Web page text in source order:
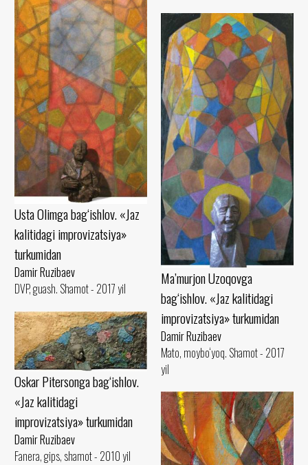
Usta Olimga bag‘ishlov. «Jaz
kalitidagi improvizatsiya»
turkumidan
Damir Ruzibaev
DVP, guash. Shamot - 2017 yil
Ma’murjon Uzoqovga
bag‘ishlov. «Jaz kalitidagi
improvizatsiya» turkumidan
Damir Ruzibaev
Mato, moybo‘yoq. Shamot - 2017
yil
Oskar Pitersonga bag‘ishlov.
«Jaz kalitidagi
improvizatsiya» turkumidan
Damir Ruzibaev
Fanera, gips, shamot - 2010 yil